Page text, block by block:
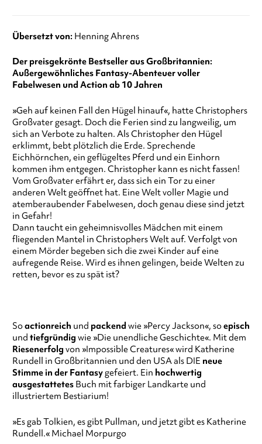
Übersetzt von: Henning Ahrens
Der preisgekrönte Bestseller aus Großbritannien:
Außergewöhnliches Fantasy-Abenteuer voller
Fabelwesen und Action ab 10 Jahren
»Geh auf keinen Fall den Hügel hinauf«, hatte Christophers
Großvater gesagt. Doch die Ferien sind zu langweilig, um
sich an Verbote zu halten. Als Christopher den Hügel
erklimmt, bebt plötzlich die Erde. Sprechende
Eichhörnchen, ein geflügeltes Pferd und ein Einhorn
kommen ihm entgegen. Christopher kann es nicht fassen!
Vom Großvater erfährt er, dass sich ein Tor zu einer
anderen Welt geöffnet hat. Eine Welt voller Magie und
atemberaubender Fabelwesen, doch genau diese sind jetzt
in Gefahr!
Dann taucht ein geheimnisvolles Mädchen mit einem
fliegenden Mantel in Christophers Welt auf. Verfolgt von
einem Mörder begeben sich die zwei Kinder auf eine
aufregende Reise. Wird es ihnen gelingen, beide Welten zu
retten, bevor es zu spät ist?
Soactionreich und packend wie »Percy Jackson«, soepisch
und tiefgründig wie »Die unendliche Geschichte«. Mit dem
Riesenerfolg von »Impossible Creatures« wird Katherine
Rundell in Großbritannien und den USA als DIE neue
Stimme in der Fantasygefeiert. Ein hochwertig
ausgestattetesBuch mit farbiger Landkarte und
illustriertem Bestiarium!
»Es gab Tolkien, es gibt Pullman, und jetzt gibt es Katherine
Rundell.« Michael Morpurgo